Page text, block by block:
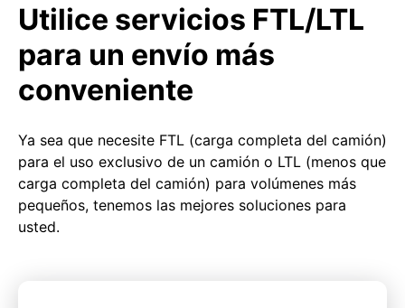
Utilice servicios FTL/LTL
para un envío más
conveniente
Ya sea que necesite FTL (carga completa del camión)
para el uso exclusivo de un camión o LTL (menos que
carga completa del camión) para volúmenes más
pequeños, tenemos las mejores soluciones para
usted.